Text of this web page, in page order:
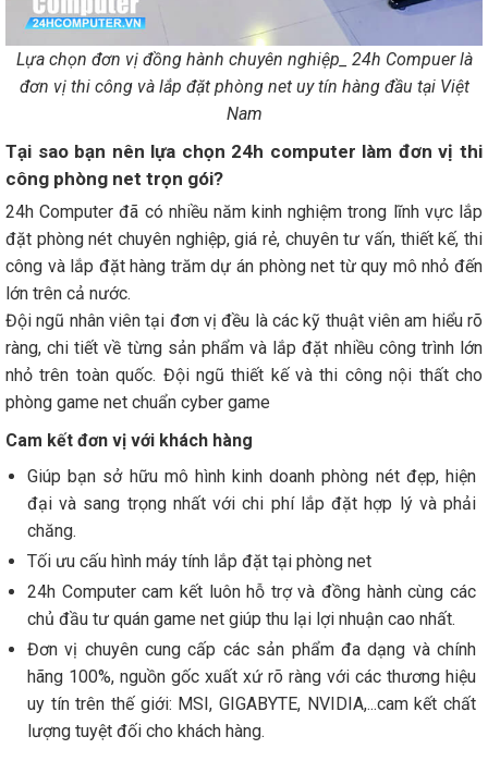
Lựa chọn đơn vị đồng hành chuyên nghiệp_ 24h Compuer là
đơn vị thi công và lắp đặt phòng net uy tín hàng đầu tại Việt
Nam
Tại sao bạn nên lựa chọn 24h computer làm đơn vị thi
công phòng net trọn gói?
24h Computer đã có nhiều năm kinh nghiệm trong lĩnh vực lắp
đặt phòng nét chuyên nghiệp, giá rẻ, chuyên tư vấn, thiết kế, thi
công và lắp đặt hàng trăm dự án phòng net từ quy mô nhỏ đến
lớn trên cả nước.
Đội ngũ nhân viên tại đơn vị đều là các kỹ thuật viên am hiểu rõ
ràng, chi tiết về từng sản phẩm và lắp đặt nhiều công trình lớn
nhỏ trên toàn quốc. Đội ngũ thiết kế và thi công nội thất cho
phòng game net chuẩn cyber game
Cam kết đơn vị với khách hàng
Giúp bạn sở hữu mô hình kinh doanh phòng nét đẹp, hiện
đại và sang trọng nhất với chi phí lắp đặt hợp lý và phải
chăng.
Tối ưu cấu hình máy tính lắp đặt tại phòng net
24h Computer cam kết luôn hỗ trợ và đồng hành cùng các
chủ đầu tư quán game net giúp thu lại lợi nhuận cao nhất.
Đơn vị chuyên cung cấp các sản phẩm đa dạng và chính
hãng 100%, nguồn gốc xuất xứ rõ ràng với các thương hiệu
uy tín trên thế giới: MSI, GIGABYTE, NVIDIA,...cam kết chất
lượng tuyệt đối cho khách hàng.